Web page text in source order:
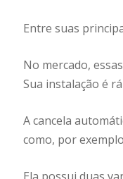
Entre suas
No mercado,
Sua instalação é
A cancela
como, por